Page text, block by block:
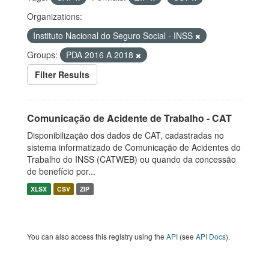
Organizations:
Instituto Nacional do Seguro Social - INSS
Groups:
PDA 2016 A 2018
Filter Results
Comunicação de Acidente de Trabalho - CAT
Disponibilização dos dados de CAT, cadastradas no
sistema informatizado de Comunicação de Acidentes do
Trabalho do INSS (CATWEB) ou quando da concessão
de benefício por...
XLSX CSV ZIP
You can also access this registry using the API (see API Docs).